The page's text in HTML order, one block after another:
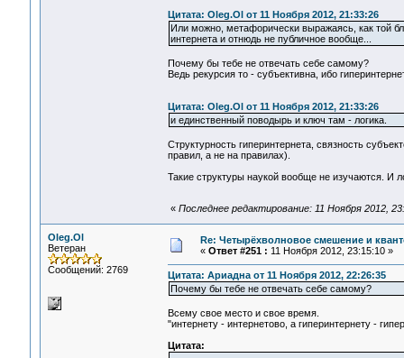
Цитата: Oleg.Ol от 11 Ноября 2012, 21:33:26
Или можно, метафорически выражаясь, как той
интернета и отнюдь не публичное вообще...
Почему бы тебе не отвечать себе самому?
Ведь рекурсия то - субъективна, ибо
Цитата: Oleg.Ol от 11 Ноября 2012, 21:33:26
и единственный поводырь и ключ там - логика.
Структурность гиперинтернета, связность
правил, а не на правилах).
Такие структуры наукой вообще не изучаются. И
« Последнее редактирование: 11 Ноября 2012,
Oleg.Ol
Ветеран
Сообщений: 2769
Re: Четырёхволновое смешение и
« Ответ #251 : 11 Ноября 2012, 23:15:10 »
Цитата: Ариадна от 11 Ноября 2012, 22:26:35
Почему бы тебе не отвечать себе самому?
Всему свое место и свое время.
"интернету - интернетово, а гиперинтернету -
Цитата: